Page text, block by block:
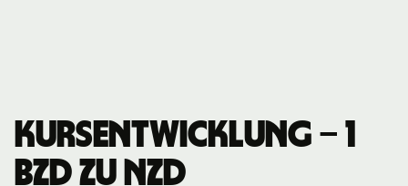
Kursentwicklung – 1
BZD zu NZD